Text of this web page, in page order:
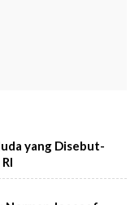
yang Disebut-